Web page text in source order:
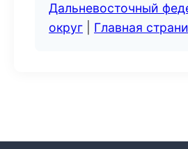
Дальневосточный
округ
Главная